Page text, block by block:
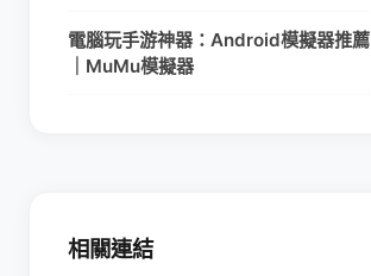
電腦玩手游神器：Android模擬器推薦
｜MuMu模擬器
相關連結